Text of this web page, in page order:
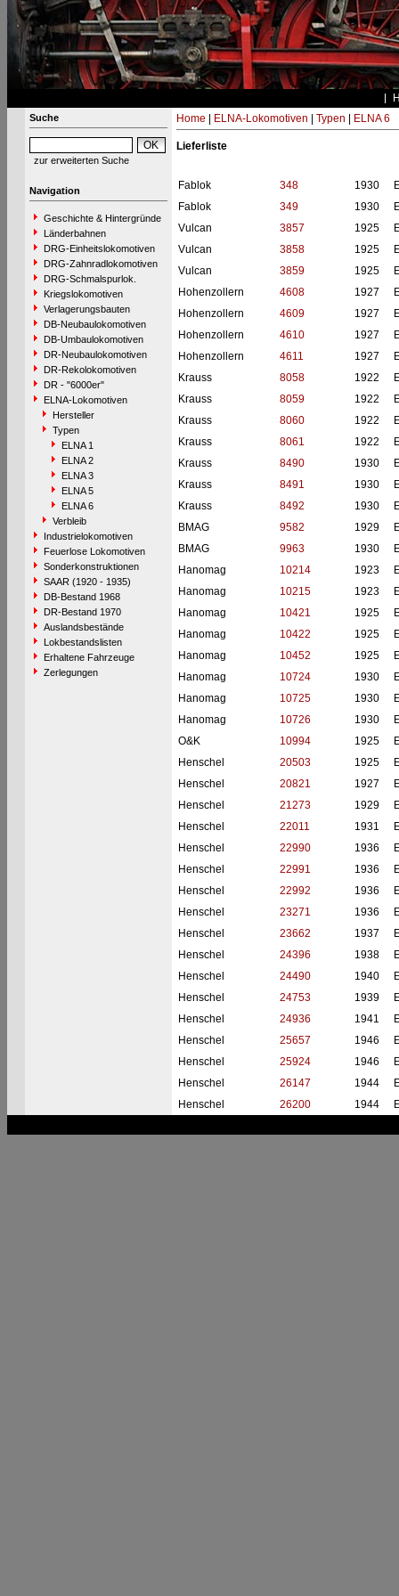
Suche
zur erweiterten Suche
Navigation
Geschichte & Hintergründe
Länderbahnen
DRG-Einheitslokomotiven
DRG-Zahnradlokomotiven
DRG-Schmalspurlok.
Kriegslokomotiven
Verlagerungsbauten
DB-Neubaulokomotiven
DB-Umbaulokomotiven
DR-Neubaulokomotiven
DR-Rekolokomotiven
DR - "6000er"
ELNA-Lokomotiven
Hersteller
Typen
ELNA 1
ELNA 2
ELNA 3
ELNA 5
ELNA 6
Verbleib
Industrielokomotiven
Feuerlose Lokomotiven
Sonderkonstruktionen
SAAR (1920 - 1935)
DB-Bestand 1968
DR-Bestand 1970
Auslandsbestände
Lokbestandslisten
Erhaltene Fahrzeuge
Zerlegungen
Home ELNA-Lokomotiven Typen ELNA 6
Lieferliste
Fablok 348 1930
Fablok
349 1930
Vulcan
3857 1925
Vulcan
3858 1925
Vulcan
3859 1925
Hohenzollern
4608 1927
Hohenzollern
4609 1927
Hohenzollern
4610 1927
Hohenzollern
4611 1927
Krauss
8058 1922
Krauss
8059 1922
Krauss
8060 1922
Krauss
8061 1922
Krauss
8490 1930
Krauss
8491 1930
Krauss
8492 1930
BMAG
9582 1929
BMAG
9963 1930
Hanomag
10214 1923
Hanomag
10215 1923
Hanomag
10421 1925
Hanomag
10422 1925
Hanomag
10452 1925
Hanomag
10724 1930
Hanomag
10725 1930
Hanomag
10726 1930
O&K
10994 1925
Henschel
20503 1925
Henschel
20821 1927
Henschel
21273 1929
Henschel
22011 1931
Henschel
22990 1936
Henschel
22991 1936
Henschel
22992 1936
Henschel
23271 1936
Henschel
23662 1937
Henschel
24396 1938
Henschel
24490 1940
Henschel
24753 1939
Henschel
24936 1941
Henschel
25657 1946
Henschel
25924 1946
Henschel
26147 1944
Henschel
26200 1944